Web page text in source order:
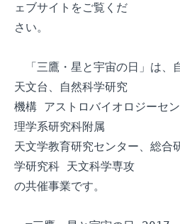
ェブサイトをご覧くだ
さい。
「三鷹・星と宇宙の日」は、
天文台、自然科学研究
機構 アストロバイオロジーセ
理学系研究科附属
天文学教育研究センター、総
学研究科 天文科学専攻
の共催事業です。